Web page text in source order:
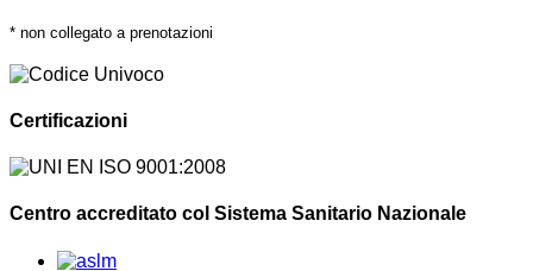
* non collegato a prenotazioni
Certificazioni
Centro accreditato col Sistema Sanitario Nazionale